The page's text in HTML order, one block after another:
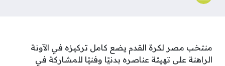
منتخب مصر لكرة القدم يضع كامل تركيزه في الآونة
الراهنة على تهيئة عناصره بدنيًا وفنيًا للمشاركة في